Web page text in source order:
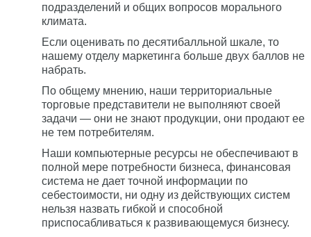
подразделений и общих вопросов морального
климата.
Если оценивать по десятибалльной шкале, то
нашему отделу маркетинга больше двух баллов не
набрать.
По общему мнению, наши территориальные
торговые представители не выполняют своей
задачи — они не знают продукции, они продают ее
не тем потребителям.
Наши компьютерные ресурсы не обеспечивают в
полной мере потребности бизнеса, финансовая
система не дает точной информации по
себестоимости, ни одну из действующих систем
нельзя назвать гибкой и способной
приспосабливаться к развивающемуся бизнесу.